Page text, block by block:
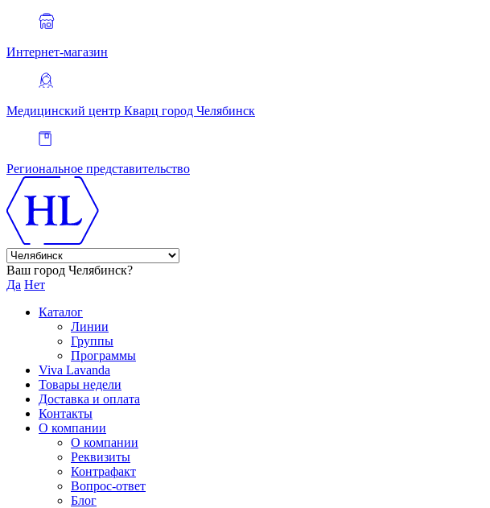
Интернет-магазин
Медицинский центр Кварц город Челябинск
Региональное представительство
Ваш город Челябинск?
Да Нет
Каталог
Линии
Группы
Программы
Viva Lavanda
Товары недели
Доставка и оплата
Контакты
О компании
О компании
Реквизиты
Контрафакт
Вопрос-ответ
Блог